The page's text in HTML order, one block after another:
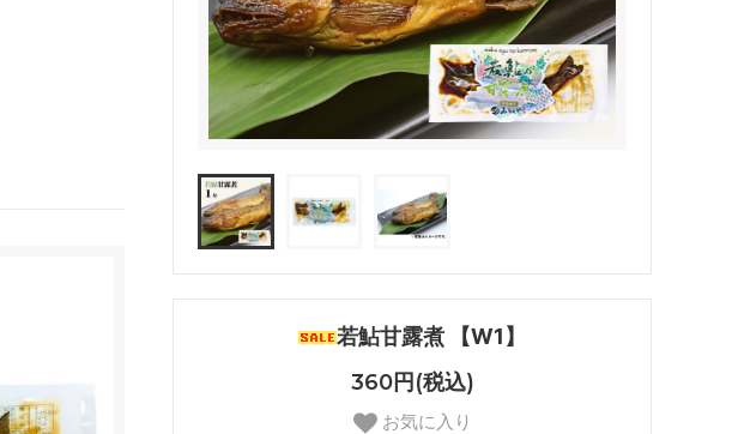
若鮎甘露煮 【W1】
360円(税込)
お気に入り